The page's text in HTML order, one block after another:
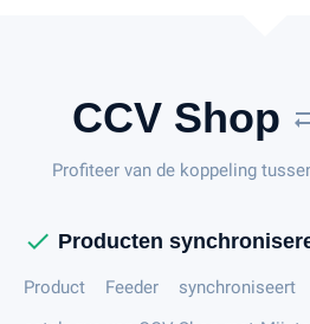
CCV Shop
Profiteer van de koppeling
check Producten
Product Feeder